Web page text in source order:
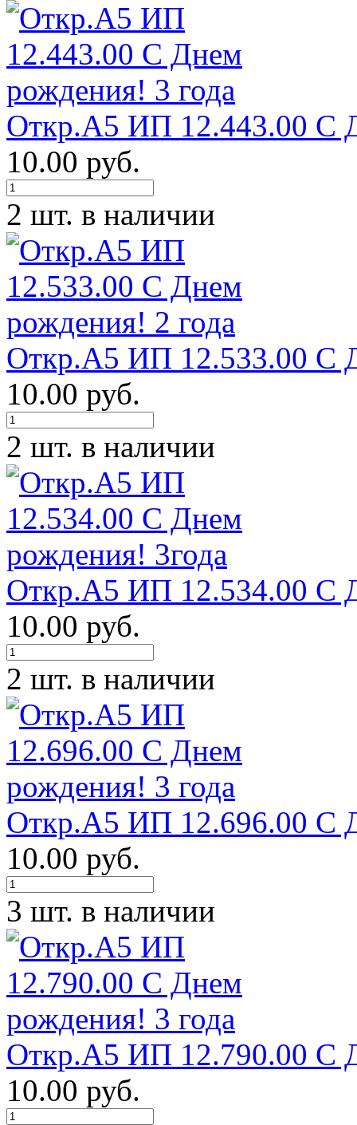
Откр.А5 ИП 12.443.00 С
10.00 руб.
2 шт. в наличии
Откр.А5 ИП 12.533.00 С
10.00 руб.
2 шт. в наличии
Откр.А5 ИП 12.534.00 С
10.00 руб.
2 шт. в наличии
Откр.А5 ИП 12.696.00 С
10.00 руб.
3 шт. в наличии
Откр.А5 ИП 12.790.00 С
10.00 руб.